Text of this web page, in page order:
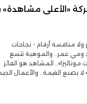
«الأعلى مشاهدة»
ولا منافسة أرقام - نجاحات
عمر.. والموهبة تتسع
المشاهد هو الفائز
يصنع القيمة.. والأعمال